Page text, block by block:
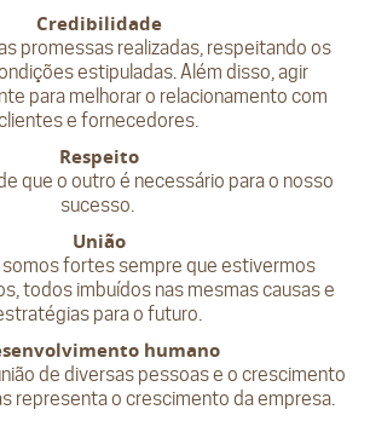
Credibilidade
promessas realizadas, respeitando os
estipuladas. Além disso, agir
para melhorar o relacionamento com
e fornecedores.
Respeito
que o outro é necessário para o nosso
sucesso.
União
somos fortes sempre que estivermos
todos imbuídos nas mesmas causas e
para o futuro.
humano
de diversas pessoas e o crescimento
representa o crescimento da empresa.